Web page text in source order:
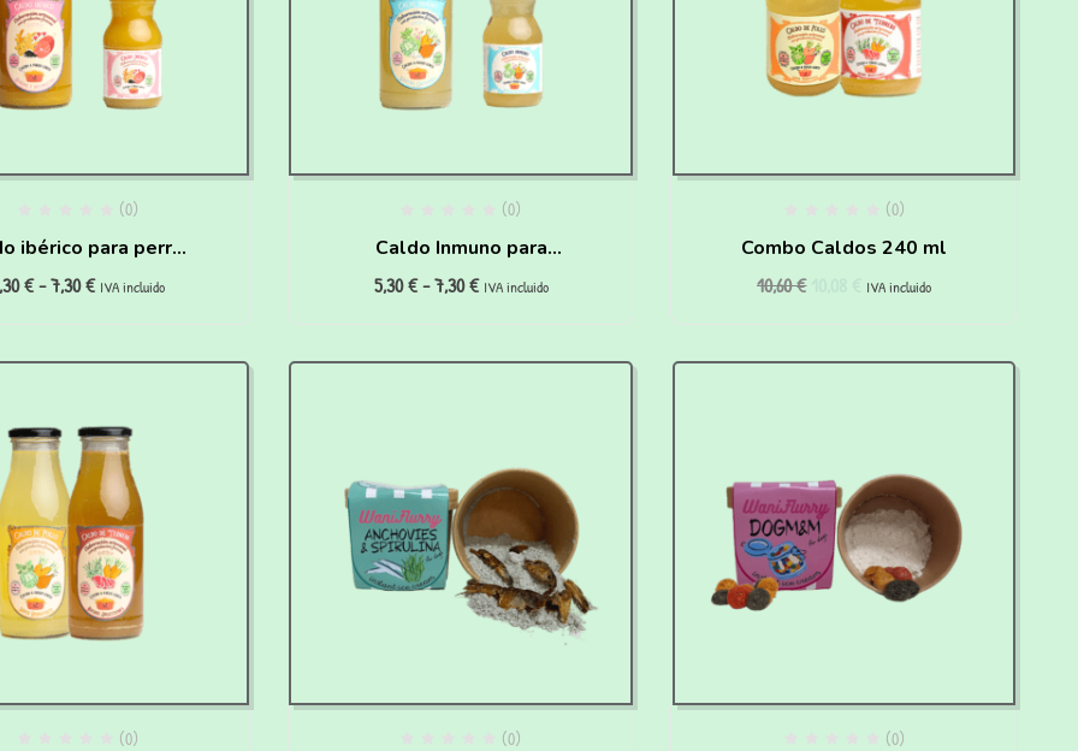
(0)
ibérico para perros
y Seniors
€-7,30€ IVA incluido
(0)
Caldo Inmuno para
cachorros
5,30€-7,30€ IVA incluido
(0)
Combo Caldos 240 ml
10,60€ IVA incluido
(0) (0) (0)